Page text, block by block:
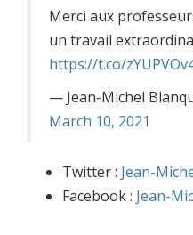
Merci aux
un travail
https://t.co/
— Jean-Michel
March 10, 2021
Twitter : Jean-
Facebook : Jean-